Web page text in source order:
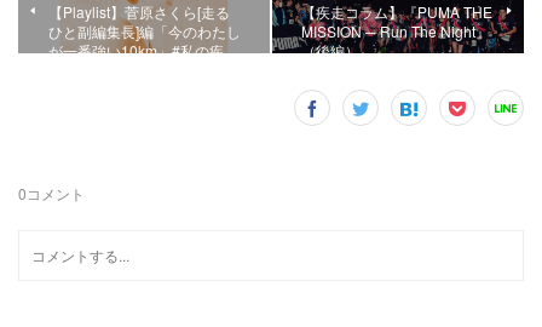
【Playlist】菅原さくら[走る
ひと副編集長]編「今のわたし
が一番強い10km」#私の疾…
【疾走コラム】『PUMA THE
MISSION ─ Run The Night』
（後編）
0コメント